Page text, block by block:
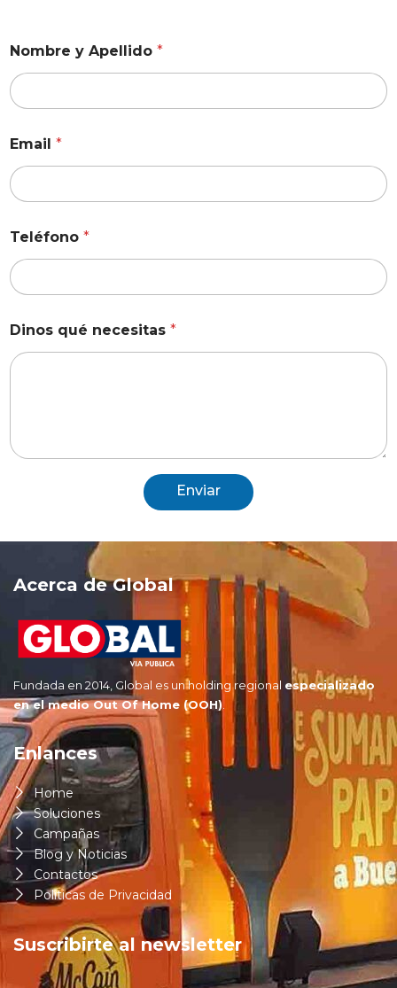
Nombre y Apellido *
Email *
Teléfono *
Dinos qué necesitas *
Enviar
Acerca de Global
Fundada en 2014, Global es un holding regional especializado
enelmedio Out Of Home (OOH)
Enlances
Home
Soluciones
Campañas
Blog y Noticias
Contactos
Politicas de Privacidad
Suscribirte al newsletter